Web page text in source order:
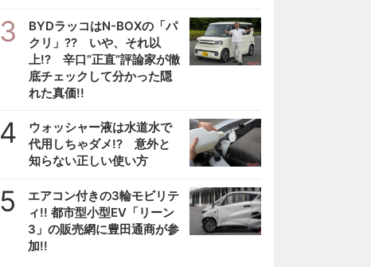
3
BYDラッコはN-BOXの「パ
クリ」?? いや、それ以
上!? 辛口”正直”評論家が徹
底チェックして分かった隠
れた真価!!
4
ウォッシャー液は水道水で
代用しちゃダメ!? 意外と
知らない正しい使い方
5
エアコン付きの3輪モビリテ
ィ!! 都市型小型EV「リーン
3」の販売網に豊田通商が参
加!!